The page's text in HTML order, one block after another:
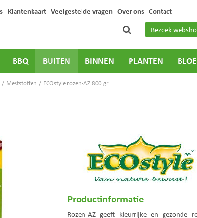
Meststoffen ECOstyle rozen-AZ 800 gr
Bezoek
Klantenkaart Veelgestelde vragen Over ons Contact
BBQ BUITEN BINNEN PLANTEN
Productinformatie
Rozen-AZ geeft kleurrijke en gezonde